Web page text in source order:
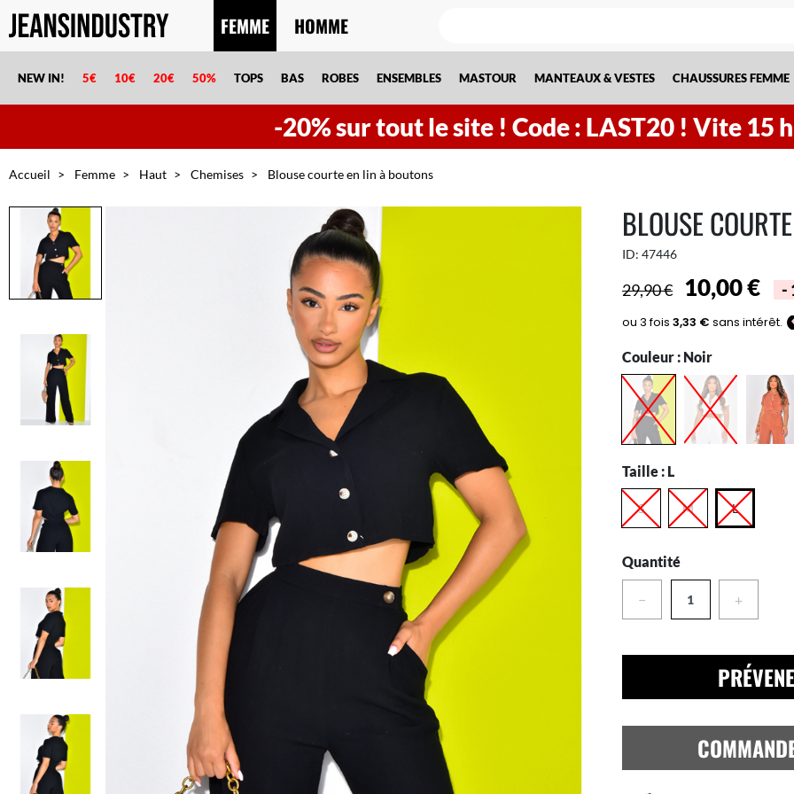
-20% sur tout le site ! Code : LAST20 ! Vite 15 h
FEMME HOMME
NEW IN! 5€ 10€ 20€ 50% TOPS BAS ROBES ENSEMBLES MASTOUR MANTEAUX & VESTES CHAUSSURES FEMME
Accueil Femme Haut Chemises Blouse courte en lin à boutons
BLOUSE
ID: 47446
29,90 € 10,00 € -
Couleur : Noir
Taille : L
S M L
Quantité
− +